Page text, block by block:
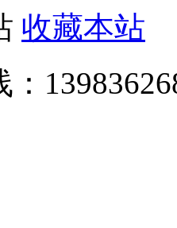
收藏本站